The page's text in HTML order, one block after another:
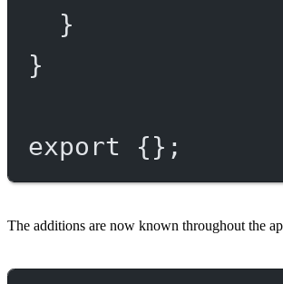
}
}
export {};
The additions are now known throughout the